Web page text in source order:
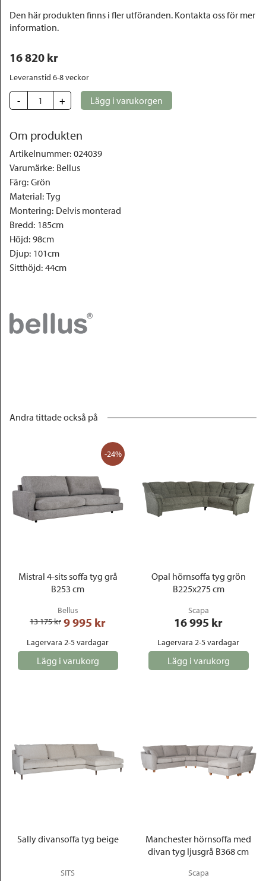
Den här produkten finns i fler utföranden. Kontakta oss för mer
information.
16 820 kr
Leveranstid 6-8 veckor
- + Lägg i varukorgen
Om produkten
Artikelnummer: 024039
Varumärke: Bellus
Färg: Grön
Material: Tyg
Montering: Delvis monterad
Bredd: 185cm
Höjd: 98cm
Djup: 101cm
Sitthöjd: 44cm
Andra tittade också på
-24%
Mistral 4-sits soffa tyg grå
B253 cm
Bellus
13 175 kr 9 995 kr
Lagervara 2-5 vardagar
Lägg i varukorg
Opal hörnsoffa tyg grön
B225x275 cm
Scapa
16 995 kr
Lagervara 2-5 vardagar
Lägg i varukorg
Sally divansoffa tyg beige
SITS
Manchester hörnsoffa med
divan tyg ljusgrå B368 cm
Scapa